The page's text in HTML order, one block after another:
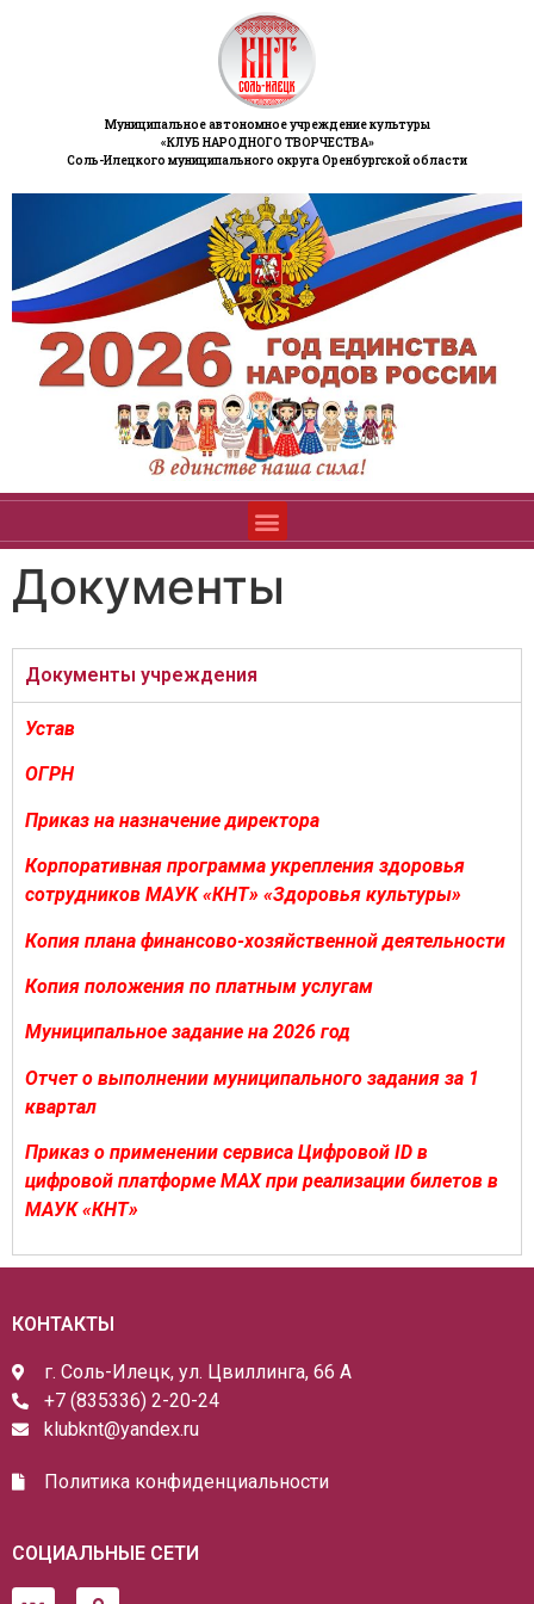
Муниципальное автономное учреждение культуры
«КЛУБ НАРОДНОГО ТВОРЧЕСТВА»
Соль-Илецкого муниципального округа Оренбургской области
Документы
Документы учреждения
Устав
ОГРН
Приказ на назначение директора
Корпоративная программа укрепления здоровья
сотрудников МАУК «КНТ» «Здоровья культуры»
Копия плана финансово-хозяйственной деятельности
Копия положения по платным услугам
Муниципальное задание на 2026 год
Отчет о выполнении муниципального задания за 1
квартал
Приказ о применении сервиса Цифровой ID в
цифровой платформе MAX при реализации билетов в
МАУК «КНТ»
КОНТАКТЫ
г. Соль-Илецк, ул. Цвиллинга, 66 А
+7 (835336) 2-20-24
klubknt@yandex.ru
Политика конфиденциальности
СОЦИАЛЬНЫЕ СЕТИ